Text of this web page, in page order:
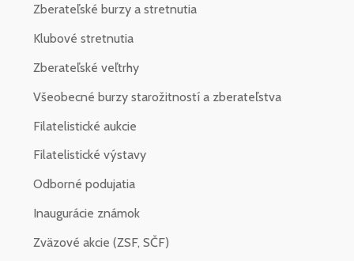
Zberateľské burzy a stretnutia
Klubové stretnutia
Zberateľské veľtrhy
Všeobecné burzy starožitností a zberateľstva
Filatelistické aukcie
Filatelistické výstavy
Odborné podujatia
Inaugurácie známok
Zväzové akcie (ZSF, SČF)